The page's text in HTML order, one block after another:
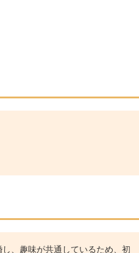
、趣味が共通しているため、初